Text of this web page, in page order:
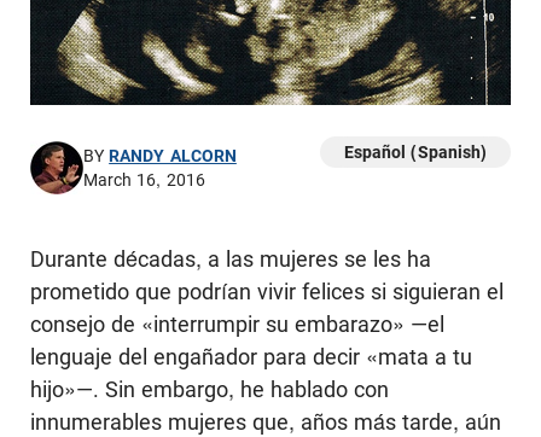
BYRANDY ALCORN
March 16, 2016
Español (Spanish)
Durante décadas, a las mujeres se les ha
prometido que podrían vivir felices si siguieran el
consejo de «interrumpir su embarazo» —el
lenguaje del engañador para decir «mata a tu
hijo»—. Sin embargo, he hablado con
innumerables mujeres que, años más tarde, aún